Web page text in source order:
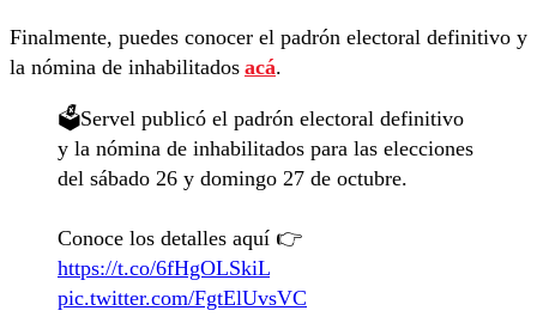
Finalmente, puedes conocer el padrón electoral definitivo y
la nómina de inhabilitados acá.
🗳️Servel publicó el padrón electoral definitivo
y la nómina de inhabilitados para las elecciones
del sábado 26 y domingo 27 de octubre.
Conoce los detalles aquí 👉
https://t.co/6fHgOLSkiL
pic.twitter.com/FgtElUvsVC